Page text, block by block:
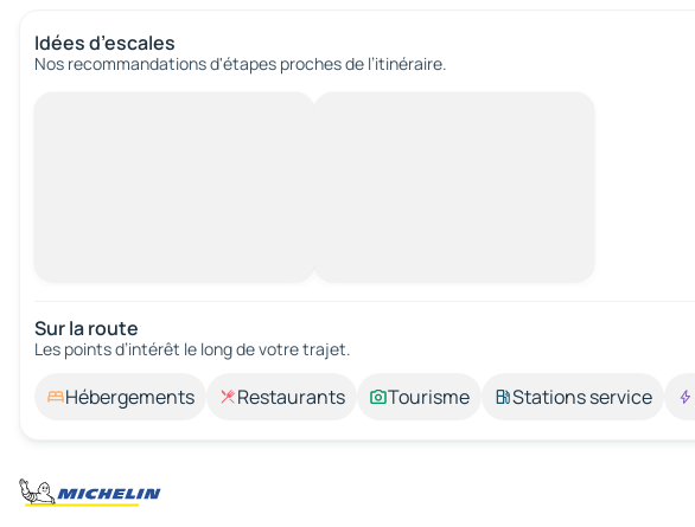
Idées d’escales
Nos recommandations d'étapes proches de l’itinéraire.
Sur la route
Les points d’intérêt le long de votre trajet.
Hébergements Restaurants Tourisme Stations service